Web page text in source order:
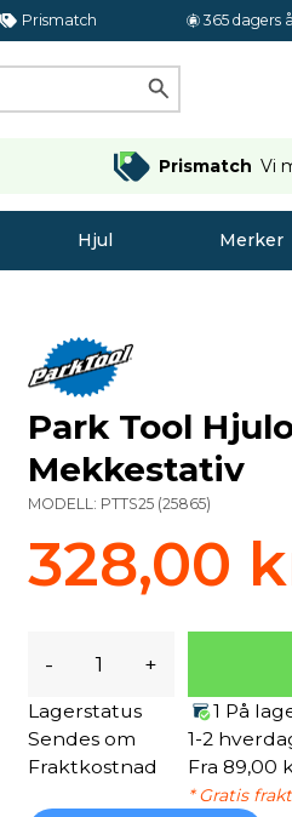
Prismatch 365 dagers
Prismatch Vi
Hjul Merker
Park Tool
Mekkestativ
MODELL: PTTS25 (25865)
328,00
- +
Lagerstatus
1 På
Sendes om
1-2
Fraktkostnad
Fra 89,00
* Gratis